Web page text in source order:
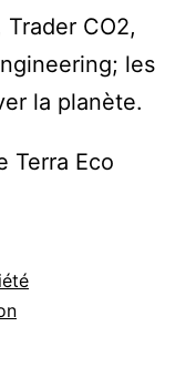
CO2,
les
la planète.
Terra Eco